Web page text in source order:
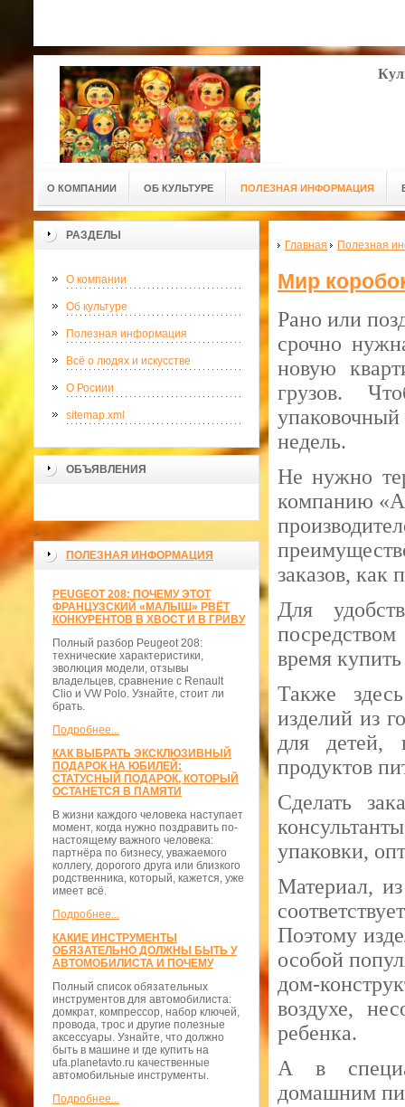
О КОМПАНИИ ОБ КУЛЬТУРЕ ПОЛЕЗНАЯ ИНФОРМАЦИЯ
РАЗДЕЛЫ
О компании
Об культуре
Полезная информация
Всё о людях и искусстве
О Росиии
sitemap.xml
ОБЪЯВЛЕНИЯ
>
ПОЛЕЗНАЯ ИНФОРМАЦИЯ
PEUGEOT 208: ПОЧЕМУ ЭТОТ
ФРАНЦУЗСКИЙ «МАЛЫШ» РВЁТ
КОНКУРЕНТОВ В ХВОСТ И В ГРИВУ
Полный разбор Peugeot 208:
технические характеристики,
эволюция модели, отзывы
владельцев, сравнение с Renault
Clio и VW Polo. Узнайте, стоит ли
брать.
Подробнее...
КАК ВЫБРАТЬ ЭКСКЛЮЗИВНЫЙ
ПОДАРОК НА ЮБИЛЕЙ:
СТАТУСНЫЙ ПОДАРОК, КОТОРЫЙ
ОСТАНЕТСЯ В ПАМЯТИ
В жизни каждого человека наступает
момент, когда нужно поздравить по-
настоящему важного человека:
партнёра по бизнесу, уважаемого
коллегу, дорогого друга или близкого
родственника, который, кажется, уже
имеет всё.
Подробнее...
КАКИЕ ИНСТРУМЕНТЫ
ОБЯЗАТЕЛЬНО ДОЛЖНЫ БЫТЬ У
АВТОМОБИЛИСТА И ПОЧЕМУ
Полный список обязательных
инструментов для автомобилиста:
домкрат, компрессор, набор ключей,
провода, трос и другие полезные
аксессуары. Узнайте, что должно
быть в машине и где купить на
ufa.planetavto.ru качественные
автомобильные инструменты.
Подробнее...
Главная Полезная
Мир
Рано или
срочно
новую
грузов.
недель.
Не нужно
компанию
заказов, как
Для
время
Также
изделий из
для детей,
продуктов
Сделать
упаковки,
Материал,
Поэтому
особой
дом-
воздухе,
ребенка.
А в
домашним